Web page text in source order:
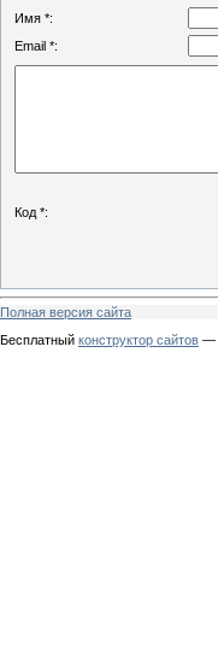
Имя *:
Email *:
Код *:
Полная версия сайта
Бесплатный конструктор сайтов —